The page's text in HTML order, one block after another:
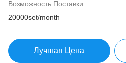
Возможность Поставки:
20000set/month
Лучшая Цена